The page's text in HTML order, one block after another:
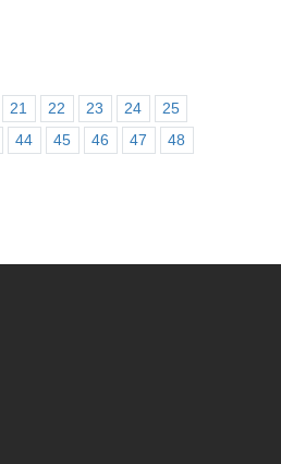
21 22 23 24
25
44 45 46 47
48